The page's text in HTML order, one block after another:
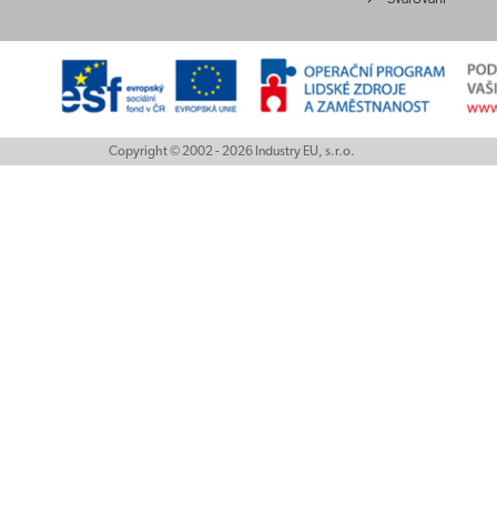
Copyright © 2002 - 2026 Industry EU, s.r.o.